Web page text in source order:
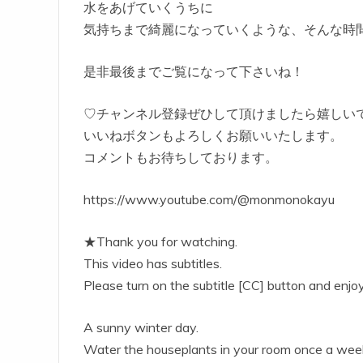
水をあげていくうちに
気持ちまで綺麗になっていくような、そんな時
是非最後までご覧になって下さいね！
♡チャンネル登録ぜひして頂けましたら嬉しい
いいねボタンもよろしくお願いいたします。
コメントもお待ちしております。
https://www.youtube.com/@monmonokayu
★Thank you for watching.
This video has subtitles.
Please turn on the subtitle [CC] button and
A sunny winter day.
Water the houseplants in your room once a